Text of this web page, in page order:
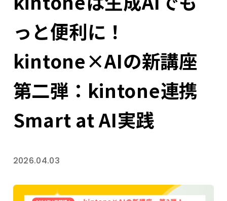
っと便利に！
kintone×AIの新講座
第二弾：kintone連携
Smart at AI実践
2026.04.03